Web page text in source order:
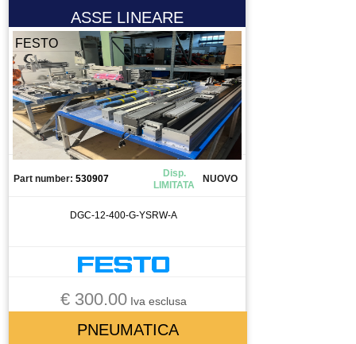
REGOLATORE DI FLUSSO
REGOLATORE DI PRESSIONE
RELAY
RELAY DI SICUREZZA
RESISTENZA DI FRENATURA
RICAMBIO
RIDUTTORE
RIDUTTORE MOTORE
RIGA OTTICA
ROBOT ANTROPOMORFO
ROBOT PALLETTIZZATORE
ROBOT SCARA
SALDATRICE
ASSE LINEARE
FESTO
Part number: 530907
Disp.
LIMITATA
NUOVO
DGC-12-400-G-YSRW-A
€ 300.00Iva esclusa
PNEUMATICA